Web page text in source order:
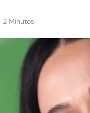
2 Minutos